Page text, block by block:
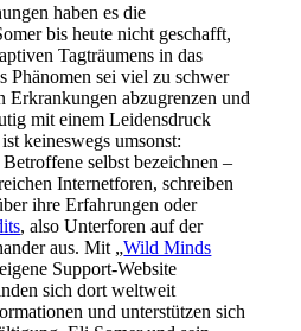
haben es die
bis heute nicht geschafft,
Tagträumens in das
Phänomen sei viel zu schwer
Erkrankungen abzugrenzen und
mit einem Leidensdruck
keineswegs umsonst:
selbst bezeichnen –
Internetforen, schreiben
ihre Erfahrungen oder
, also Unterforen auf der
aus. Mit „Wild Minds
Support-Website
sich dort weltweit
und unterstützen sich